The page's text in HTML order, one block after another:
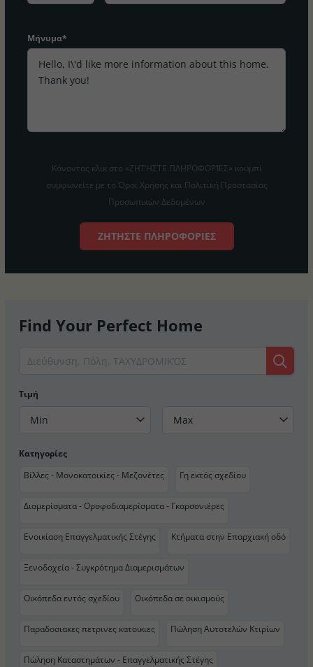
Μήνυμα*
Κάνοντας κλικ στο «ΖΗΤΉΣΤΕ ΠΛΗΡΟΦΟΡΊΕΣ» κουμπί
συμφωνείτε με το Όροι Χρήσης και Πολιτική Προστασίας
Προσωπικών Δεδομένων
ΖΗΤΉΣΤΕ ΠΛΗΡΟΦΟΡΊΕΣ
Find Your Perfect Home
Τιμή
Min Max
Κατηγορίες
Βίλλες - Μονοκατοικίες - Μεζονέτες
Γη εκτός σχεδίου
Διαμερίσματα - Οροφοδιαμερίσματα - Γκαρσονιέρες
Ενοικίαση Επαγγελματικής Στέγης Κτήματα στην Επαρχιακή οδό
Ξενοδοχεία - Συγκρότημα Διαμερισμάτων
Οικόπεδα εντός σχεδίου Οικόπεδα σε οικισμούς
Παραδοσιακες πετρινες κατοικιες Πώληση Αυτοτελών Κτιρίων
Πώληση Καταστημάτων - Επαγγελματικής Στέγης